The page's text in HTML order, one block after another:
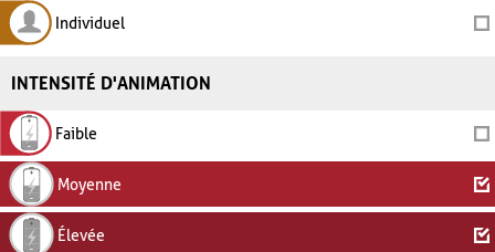
Individuel
INTENSITÉ D'ANIMATION
Faible
Moyenne
Élevée